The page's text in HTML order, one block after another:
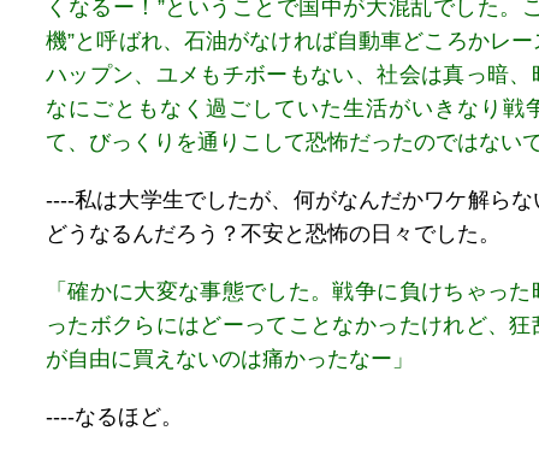
くなるー！”ということで国中が大混乱でした。
機”と呼ばれ、石油がなければ自動車どころかレ
ハップン、ユメもチボーもない、社会は真っ暗、
なにごともなく過ごしていた生活がいきなり戦
て、びっくりを通りこして恐怖だったのではない
----私は大学生でしたが、何がなんだかワケ解ら
どうなるんだろう？不安と恐怖の日々でした。
「確かに大変な事態でした。戦争に負けちゃっ
ったボクらにはどーってことなかったけれど、
が自由に買えないのは痛かったなー」
----なるほど。